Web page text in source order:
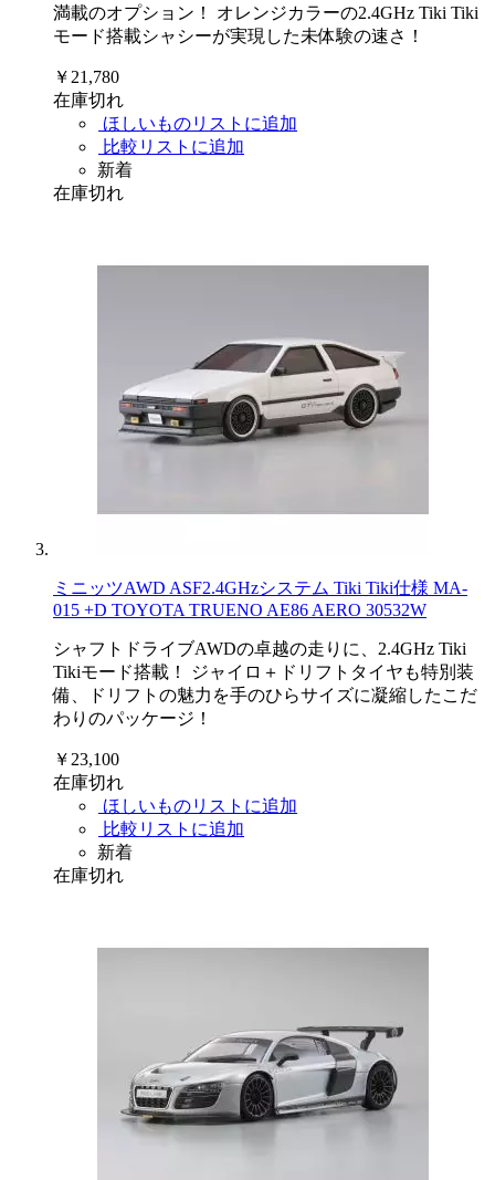
満載のオプション！ オレンジカラーの2.4GHz Tiki Tiki
モード搭載シャシーが実現した未体験の速さ！
￥21,780
在庫切れ
ほしいものリストに追加
比較リストに追加
新着
在庫切れ
ミニッツAWD ASF2.4GHzシステム Tiki Tiki仕様 MA-
015 +D TOYOTA TRUENO AE86 AERO 30532W
シャフトドライブAWDの卓越の走りに、2.4GHz Tiki
Tikiモード搭載！ ジャイロ＋ドリフトタイヤも特別装
備、ドリフトの魅力を手のひらサイズに凝縮したこだ
わりのパッケージ！
￥23,100
在庫切れ
ほしいものリストに追加
比較リストに追加
新着
在庫切れ